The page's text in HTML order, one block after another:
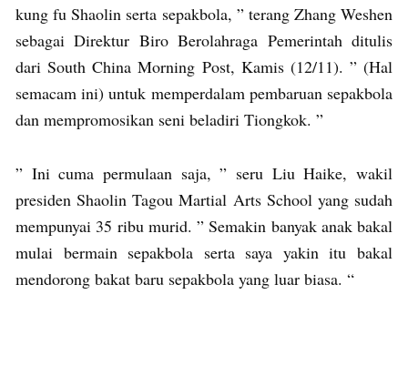
kung fu Shaolin serta sepakbola, ” terang Zhang Weshen
sebagai Direktur Biro Berolahraga Pemerintah ditulis
dari South China Morning Post, Kamis (12/11). ” (Hal
semacam ini) untuk memperdalam pembaruan sepakbola
dan mempromosikan seni beladiri Tiongkok. ”
” Ini cuma permulaan saja, ” seru Liu Haike, wakil
presiden Shaolin Tagou Martial Arts School yang sudah
mempunyai 35 ribu murid. ” Semakin banyak anak bakal
mulai bermain sepakbola serta saya yakin itu bakal
mendorong bakat baru sepakbola yang luar biasa. “